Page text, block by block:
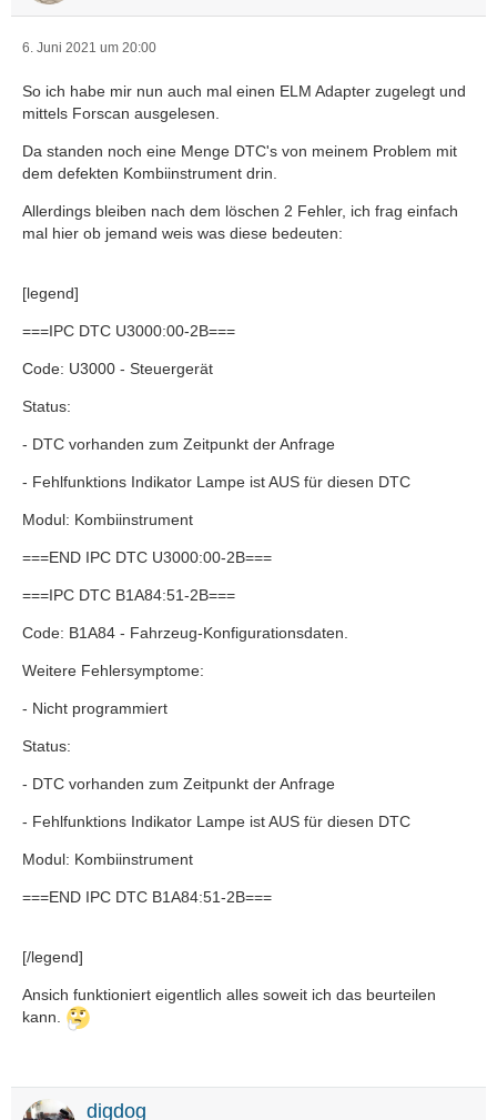
6. Juni 2021 um 20:00
So ich habe mir nun auch mal einen ELM Adapter zugelegt und
mittels Forscan ausgelesen.
Da standen noch eine Menge DTC's von meinem Problem mit
dem defekten Kombiinstrument drin.
Allerdings bleiben nach dem löschen 2 Fehler, ich frag einfach
mal hier ob jemand weis was diese bedeuten:
[legend]
===IPC DTC U3000:00-2B===
Code: U3000 - Steuergerät
Status:
- DTC vorhanden zum Zeitpunkt der Anfrage
- Fehlfunktions Indikator Lampe ist AUS für diesen DTC
Modul: Kombiinstrument
===END IPC DTC U3000:00-2B===
===IPC DTC B1A84:51-2B===
Code: B1A84 - Fahrzeug-Konfigurationsdaten.
Weitere Fehlersymptome:
- Nicht programmiert
Status:
- DTC vorhanden zum Zeitpunkt der Anfrage
- Fehlfunktions Indikator Lampe ist AUS für diesen DTC
Modul: Kombiinstrument
===END IPC DTC B1A84:51-2B===
[/legend]
Ansich funktioniert eigentlich alles soweit ich das beurteilen
kann.
digdog